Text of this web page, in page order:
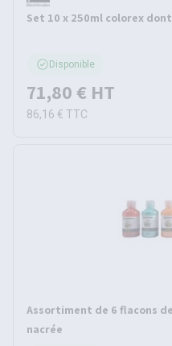
Set 10 x 250ml colorex
Disponible
71,80 € HT
86,16 € TTC
Assortiment de 6 flacons
nacrée